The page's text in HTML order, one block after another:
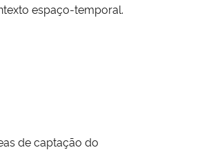
espaço-temporal.
de captação do